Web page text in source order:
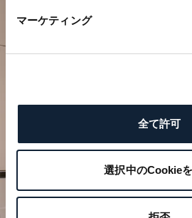
マーケティング
全て許可
選択中のCookie
特別なひととき
ブレゲの時計作品をぜひブティ
ご来店を予約す